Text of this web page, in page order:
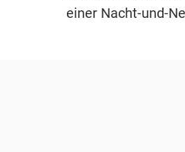
einer Nacht-und-